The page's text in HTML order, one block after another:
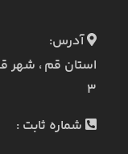
آدرس:
۳
شماره ثابت :